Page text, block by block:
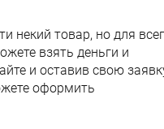
некий товар, но для
взять деньги и
и оставив свою
оформить